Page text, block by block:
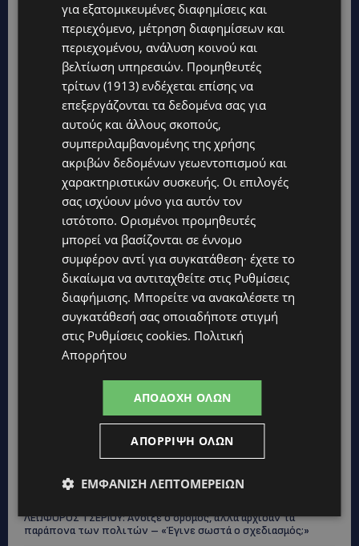
Topics
Η Arla Protein συνεχίζει να καινοτομεί με το Arla Protein Food
UPDATES
ΜΑΚΑΡΙΟΣ ΔΡΟΥΣΙΩΤΗΣ: «Δεν ξεκινήσαμε μόνοι μας» – Η
Αστυνομία ξεκαθαρίζει πώς άρχισε η έρευνα
UPDATES
ΜΟΝΗ ΑΓΙΟΥ ΝΕΟΦΥΤΟΥ: «Για αποκατάσταση της αλήθειας» –
Όλα ξεκίνησαν για ένα δωμάτιο
ΘΑ ΣΑΛΠΑΡΟΥΜΕ: Δεν σταματά η θαλάσσια επιβατική σύνδεση
ΛΕΩΦΟΡΟΣ ΤΣΕΡΙΟΥ: Άνοιξε ο δρόμος, αλλά άρχισαν τα
παράπονα των πολιτών – «Έγινε σωστά ο σχεδιασμός;»
για εξατομικευμένες διαφημίσεις και
περιεχόμενο, μέτρηση διαφημίσεων και
περιεχομένου, ανάλυση κοινού και
βελτίωση υπηρεσιών. Προμηθευτές
τρίτων (1913) ενδέχεται επίσης να
επεξεργάζονται τα δεδομένα σας για
αυτούς και άλλους σκοπούς,
συμπεριλαμβανομένης της χρήσης
ακριβών δεδομένων γεωεντοπισμού και
χαρακτηριστικών συσκευής. Οι επιλογές
σας ισχύουν μόνο για αυτόν τον
ιστότοπο. Ορισμένοι προμηθευτές
μπορεί να βασίζονται σε έννομο
συμφέρον αντί για συγκατάθεση· έχετε το
δικαίωμα να αντιταχθείτε στις Ρυθμίσεις
διαφήμισης. Μπορείτε να ανακαλέσετε τη
συγκατάθεσή σας οποιαδήποτε στιγμή
στις Ρυθμίσεις cookies. Πολιτική
Απορρήτου
ΑΠΟΔΟΧΉ ΌΛΩΝ
ΑΠΌΡΡΙΨΗ ΌΛΩΝ
ΕΜΦΆΝΙΣΗ ΛΕΠΤΟΜΕΡΕΙΏΝ